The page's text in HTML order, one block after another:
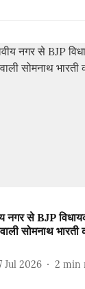
नगर से BJP
वाली सोमनाथ
Jul 2026 2 min